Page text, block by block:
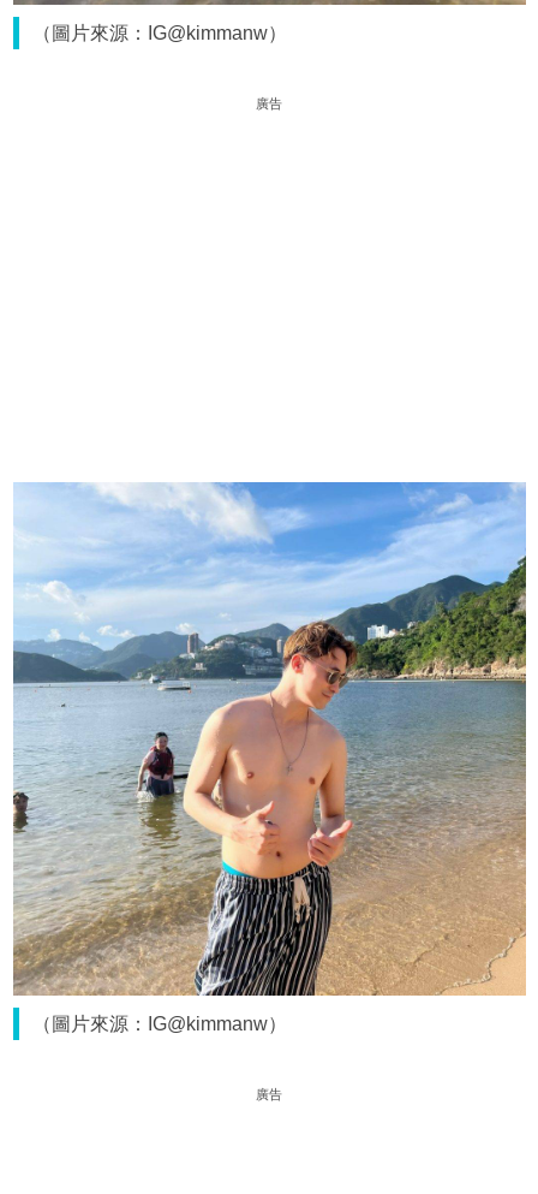
（圖片來源：IG@kimmanw）
廣告
（圖片來源：IG@kimmanw）
廣告